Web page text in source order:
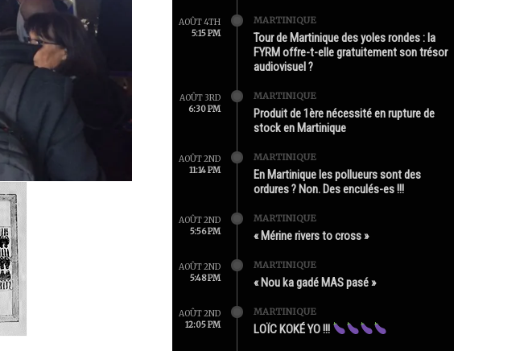
AOÛT 4TH
5:15 PM
MARTINIQUE
Tour de Martinique des yoles rondes : la
FYRM offre-t-elle gratuitement son trésor
audiovisuel ?
AOÛT 3RD
6:30 PM
MARTINIQUE
Produit de 1ère nécessité en rupture de
stock en Martinique
AOÛT 2ND
11:14 PM
MARTINIQUE
En Martinique les pollueurs sont des
ordures ? Non. Des enculés-es !!!
AOÛT 2ND
5:56 PM
MARTINIQUE
« Mérine rivers to cross »
AOÛT 2ND
5:48 PM
MARTINIQUE
« Nou ka gadé MAS pasé »
AOÛT 2ND
12:05 PM
MARTINIQUE
LOÏC KOKÉ YO !!!